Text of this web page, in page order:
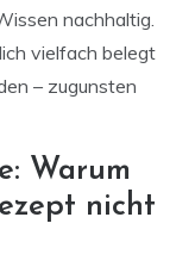
nachhaltig.
vielfach belegt
– zugunsten
Warum
nicht